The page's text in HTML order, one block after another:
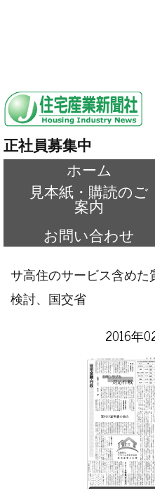
正社員募集中
ホーム
見本紙・購読のご
案内
お問い合わせ
サ高住のサービス含めた
検討、国交省
2016年